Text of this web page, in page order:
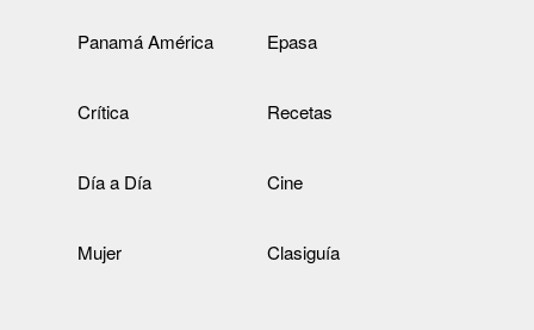
Panamá América Epasa
Crítica Recetas
Día a Día Cine
Mujer Clasiguía